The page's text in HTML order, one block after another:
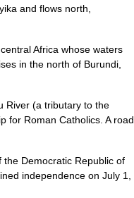
and flows north,
Africa whose waters
in the north of Burundi,
(a tributary to the
for Roman Catholics. A road
Democratic Republic of
independence on July 1,